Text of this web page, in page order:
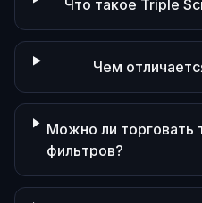
Что такое Triple
Чем
Можно ли торговать
фильтров?